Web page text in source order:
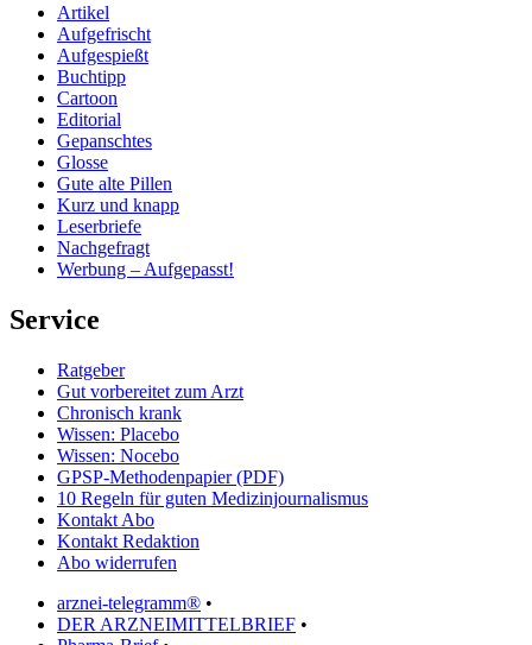
Artikel
Aufgefrischt
Aufgespießt
Buchtipp
Cartoon
Editorial
Gepanschtes
Glosse
Gute alte Pillen
Kurz und knapp
Leserbriefe
Nachgefragt
Werbung – Aufgepasst!
Service
Ratgeber
Gut vorbereitet zum Arzt
Chronisch krank
Wissen: Placebo
Wissen: Nocebo
GPSP-Methodenpapier (PDF)
10 Regeln für guten Medizinjournalismus
Kontakt Abo
Kontakt Redaktion
Abo widerrufen
arznei-telegramm® •
DER ARZNEIMITTELBRIEF •